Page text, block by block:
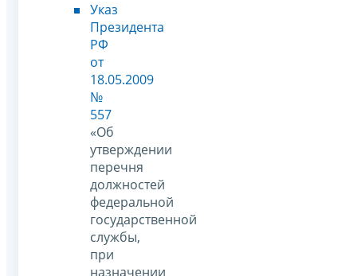
Указ
Президента
РФ
от
18.05.2009
№
557
«Об
утверждении
перечня
должностей
федеральной
государственной
службы,
при
назначении